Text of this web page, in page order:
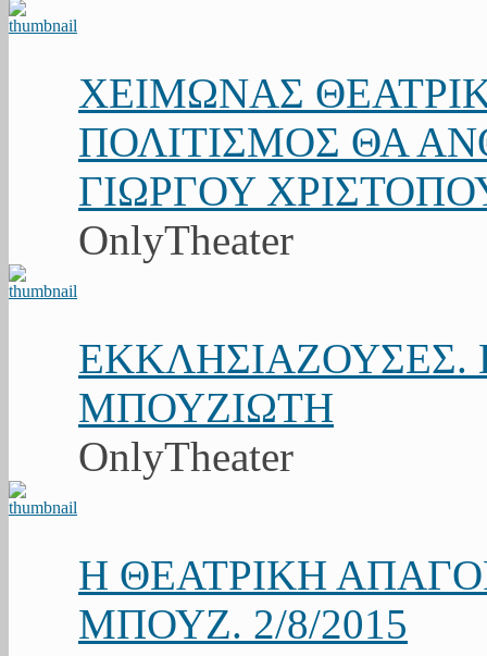
ΧΕΙΜΩΝΑΣ
ΠΟΛΙΤΙΣΜΟΣ ΘΑ
ΓΙΩΡΓΟΥ
OnlyTheater
ΕΚΚΛΗΣΙΑΖΟΥΣΕΣ.
ΜΠΟΥΖΙΩΤΗ
OnlyTheater
Η ΘΕΑΤΡΙΚΗ
ΜΠΟΥΖ. 2/8/2015